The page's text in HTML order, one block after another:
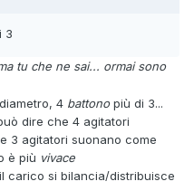
3
tu che ne sai... ormai sono
4 battonopiù di 3...
dire che 4 agitatori
3 agitatori suonano come
è più vivace
carico si bilancia/distribuisce